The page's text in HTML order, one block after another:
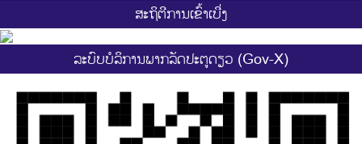
ສະ​ຖິ​ຕີການ​ເຂົ້າ​ເບີ່ງ
ລະບົບບໍລິການພາກລັດປະຕູດຽວ (Gov-X)